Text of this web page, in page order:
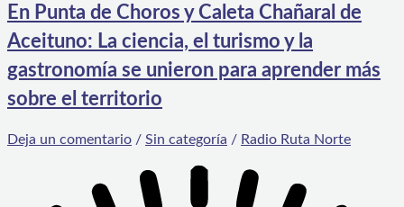
En Punta de Choros y Caleta Chañaral de
Aceituno: La ciencia, el turismo y la
gastronomía se unieron para aprender más
sobre el territorio
Deja un comentario / Sin categoría / Radio Ruta Norte